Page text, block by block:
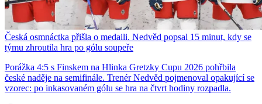
Česká osmnáctka přišla o medaili. Nedvěd popsal 15 minut, kdy se
týmu zhroutila hra po gólu soupeře
Porážka 4:5 s Finskem na Hlinka Gretzky Cupu 2026 pohřbila
české naděje na semifinále. Trenér Nedvěd pojmenoval opakující se
vzorec: po inkasovaném gólu se hra na čtvrt hodiny rozpadla.